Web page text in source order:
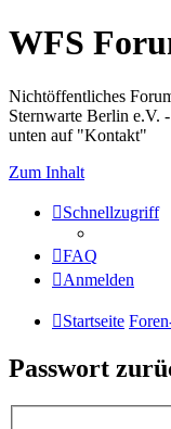
WFS
Nichtöffentliches
Sternwarte Berlin e.V.
unten auf "Kontakt"
Zum Inhalt
Schnellzugriff
FAQ
Anmelden
Startseite
Passwort